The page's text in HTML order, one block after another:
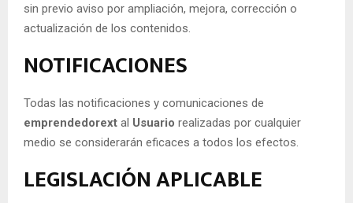
sin previo aviso por ampliación, mejora, corrección o
actualización de los contenidos.
NOTIFICACIONES
Todas las notificaciones y comunicaciones de
emprendedorext al Usuario realizadas por cualquier
medio se considerarán eficaces a todos los efectos.
LEGISLACIÓN APLICABLE